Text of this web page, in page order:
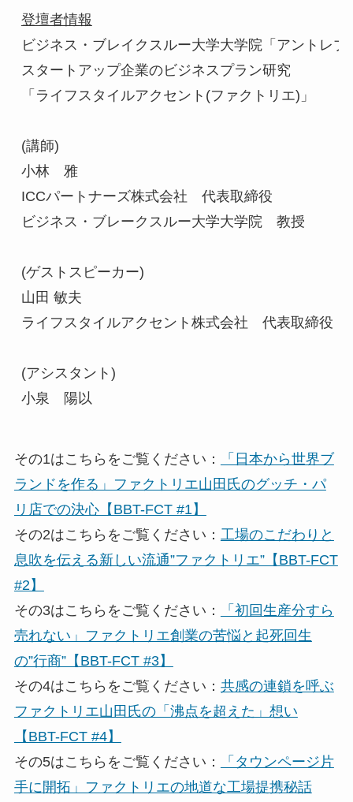
登壇者情報
ビジネス・ブレイクスルー大学大学院「アントレプ
スタートアップ企業のビジネスプラン研究
「ライフスタイルアクセント(ファクトリエ)」
(講師)
小林　雅
ICCパートナーズ株式会社　代表取締役
ビジネス・ブレークスルー大学大学院　教授
(ゲストスピーカー)
山田 敏夫
ライフスタイルアクセント株式会社　代表取締役
(アシスタント)
小泉　陽以
その1はこちらをご覧ください：
「日本から世界ブ
ランドを作る」ファクトリエ山田氏のグッチ・パ
リ店での決心【BBT-FCT #1】
その2はこちらをご覧ください： 工場のこだわりと
息吹を伝える新しい流通”ファクトリエ”【BBT-FCT
#2】
その3はこちらをご覧ください：
「初回生産分すら
売れない」ファクトリエ創業の苦悩と起死回生
の”行商”【BBT-FCT #3】
その4はこちらをご覧ください： 共感の連鎖を呼ぶ
ファクトリエ山田氏の「沸点を超えた」想い
【BBT-FCT #4】
その5はこちらをご覧ください：
「タウンページ片
手に開拓」ファクトリエの地道な工場提携秘話